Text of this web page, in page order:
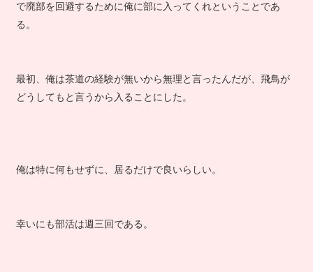
で廃部を回避するために俺に部に入ってくれということであ
る。
最初、俺は茶道の経験が無いから無理と言ったんだが、飛鳥が
どうしてもと言うから入ることにした。
俺は特に何もせずに、居るだけで良いらしい。
幸いにも部活は週三回である。